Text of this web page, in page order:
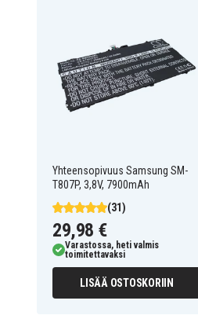
SM-T805c
Galaxy Tab S 10.5 LTE
SM-T800NTSEXAR
Galaxy TabS 10.5 LTE
SM-T807P
Chagall
SM-T805Y
SM-T807T
Tuotenro
EAN / GTIN
Yhteensopivuus Samsung SM-
T807P, 3,8V, 7900mAh
(31)
29,98 €
Varastossa, heti valmis
toimitettavaksi
LISÄÄ OSTOSKORIIN